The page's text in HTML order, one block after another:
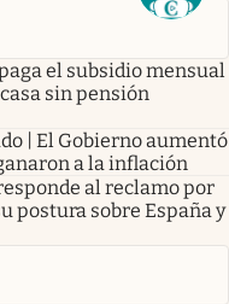
el subsidio mensual
sin pensión
| El Gobierno aumentó
a la inflación
al reclamo por
postura sobre España y